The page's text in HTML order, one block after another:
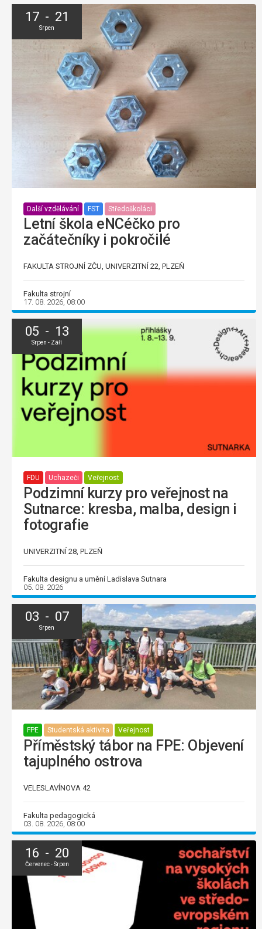
17 - 21
Srpen
Další vzdělávání FST Středoškoláci
Letní škola eNCéčko pro
začátečníky i pokročilé
FAKULTA STROJNÍ ZČU, UNIVERZITNÍ 22, PLZEŇ
Fakulta strojní
17. 08. 2026, 08:00
05 - 13
Srpen - Září
FDU Uchazeči Veřejnost
Podzimní kurzy pro veřejnost na
Sutnarce: kresba, malba, design i
fotografie
UNIVERZITNÍ 28, PLZEŇ
Fakulta designu a umění Ladislava Sutnara
05. 08. 2026
03 - 07
Srpen
FPE Studentská aktivita Veřejnost
Příměstský tábor na FPE: Objevení
tajuplného ostrova
VELESLAVÍNOVA 42
Fakulta pedagogická
03. 08. 2026, 08:00
16 - 20
Červenec - Srpen